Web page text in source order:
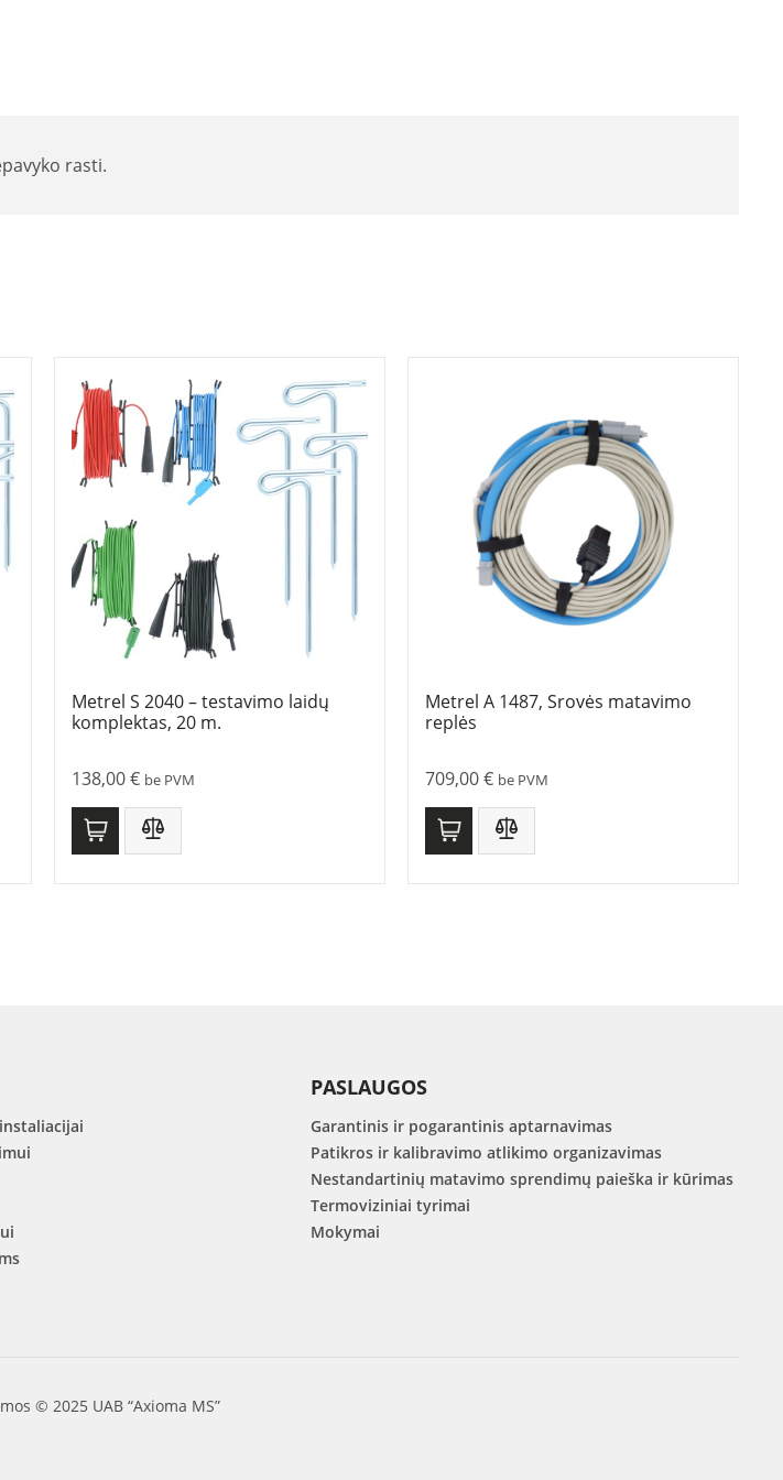
rasti.
Metrel S 2040 – testavimo laidų
komplektas, 20 m.
138,00€ be PVM
Metrel A 1487, Srovės matavimo
replės
709,00€ be PVM
PASLAUGOS
Garantinis ir pogarantinis aptarnavimas
Patikros ir kalibravimo atlikimo organizavimas
Nestandartinių matavimo sprendimų paieška ir kūrimas
Termoviziniai tyrimai
Mokymai
© 2025 UAB “Axioma MS”